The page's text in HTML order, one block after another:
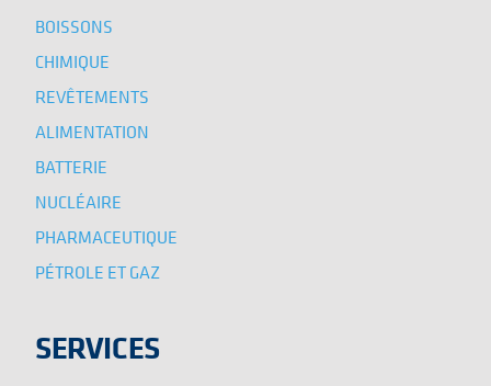
BOISSONS
CHIMIQUE
REVÊTEMENTS
ALIMENTATION
BATTERIE
NUCLÉAIRE
PHARMACEUTIQUE
PÉTROLE ET GAZ
SERVICES